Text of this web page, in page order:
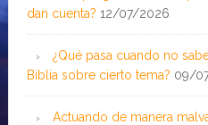
dan cuenta? 12/07/2026
¿Qué pasa cuando no
Biblia sobre cierto tema? 09/
Actuando de manera